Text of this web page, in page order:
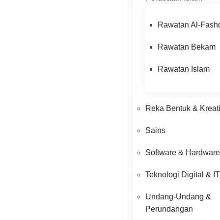
Rawatan Al-
Rawatan Bekam
Rawatan Islam
Reka Bentuk &
Sains
Software & Hardware
Teknologi Digital & IT
Undang-Undang &
Perundangan